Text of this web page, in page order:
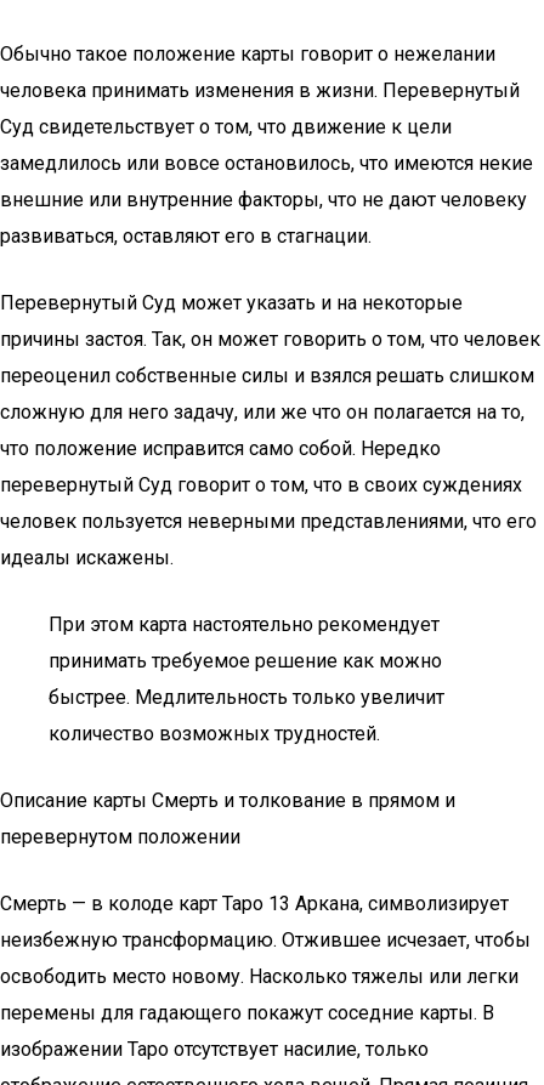
Обычно такое положение карты говорит о нежелании
человека принимать изменения в жизни. Перевернутый
Суд свидетельствует о том, что движение к цели
замедлилось или вовсе остановилось, что имеются некие
внешние или внутренние факторы, что не дают человеку
развиваться, оставляют его в стагнации.
Перевернутый Суд может указать и на некоторые
причины застоя. Так, он может говорить о том, что человек
переоценил собственные силы и взялся решать слишком
сложную для него задачу, или же что он полагается на то,
что положение исправится само собой. Нередко
перевернутый Суд говорит о том, что в своих суждениях
человек пользуется неверными представлениями, что его
идеалы искажены.
При этом карта настоятельно рекомендует
принимать требуемое решение как можно
быстрее. Медлительность только увеличит
количество возможных трудностей.
Описание карты Смерть и толкование в прямом и
перевернутом положении
Смерть — в колоде карт Таро 13 Аркана, символизирует
неизбежную трансформацию. Отжившее исчезает, чтобы
освободить место новому. Насколько тяжелы или легки
перемены для гадающего покажут соседние карты. В
изображении Таро отсутствует насилие, только